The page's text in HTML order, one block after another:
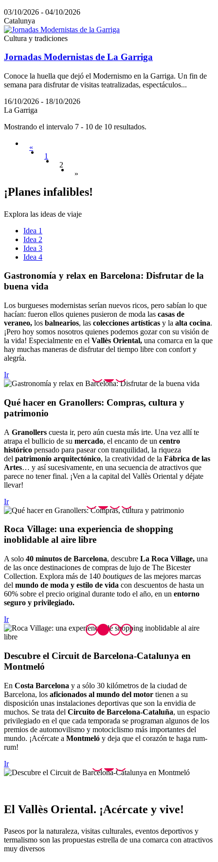
03/10/2026 - 04/10/2026
Catalunya
Cultura y tradiciones
Jornadas Modernistas de La Garriga
Conoce la huella que dejó el Modernismo en la Garriga. Un fin de
semana para disfrutar de visitas teatralizadas, espectáculos...
16/10/2026 - 18/10/2026
La Garriga
Mostrando el intervalo 7 - 10 de 10 resultados.
«
1
2
»
¡Planes infalibles!
Explora las ideas de viaje
Idea 1
Idea 2
Idea 3
Idea 4
Gastronomía y relax en Barcelona: Disfrutar de la
buena vida
Los burgueses modernistas serían nuevos ricos, pero sabían lo que
hacían: fueron ellos quienes pusieron de moda las casas de
veraneo, los balnearios, las colecciones artísticas y la alta cocina.
¡Pero hoy somos nosotros quienes podemos gozar con su visión de
la vida! Especialmente en el Vallès Oriental, una comarca en la que
hay muchas maneras de disfrutar del tiempo libre con confort y
alegría.
Ir
Qué hacer en Granollers: Compras, cultura y
patrimonio
A Granollers cuesta ir, pero aún cuesta más irte. Una vez allí te
atrapa el bullicio de su mercado, el encanto de un centro
histórico pensado para pasear con tranquilidad, la riqueza
del patrimonio arquitectónico, la creatividad de la Fábrica de las
Artes… y así sucesivamente, en una secuencia de atractivos que
parece no tener final. ¡Ven a la capital del Vallès Oriental y déjate
llevar!
Ir
Roca Village: una experiencia de shopping
inoblidable al aire libre
A solo 40 minutos de Barcelona, descubre La Roca Village, una
de las once destinaciones de compras de lujo de The Bicester
Collection. Explora más de 140 boutiques de las mejores marcas
del mundo de moda y estilo de vida con descuentos de hasta un
60% sobre el precio original durante todo el año, en un entorno
seguro y privilegiado.
Ir
Descubre el Circuit de Barcelona-Catalunya en
Montmeló
En Costa Barcelona y a sólo 30 kilómetros de la ciudad de
Barcelona, los aficionados al mundo del motor tienen a su
disposición unas instalaciones deportivas que son la envidia de
muchos. Se trata del Circuito de Barcelona-Cataluña, un espacio
privilegiado en el que cada temporada se programan algunos de los
premios de automovilismo y motociclismo más importantes del
mundo. ¡Acércate a Montmeló y deja que el corazón te haga rum-
rum!
Ir
El Vallès Oriental. ¡Acércate y vive!
Paseos por la naturaleza, visitas culturales, eventos deportivos y
termalismo son las propuestas estrella de una comarca con atractivos
muy diversos